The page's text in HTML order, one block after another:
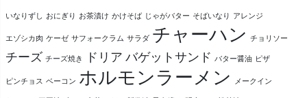
いなりずし おにぎり お茶漬け かけそば じゃがバター そばいなり アレンジ
エゾシカ肉 ケーゼ サフォークラム サラダ チャーハン チョリソー
チーズ チーズ焼き ドリア バゲットサンド バター醤油 ピザ
ピンチョス ベーコン ホルモンラーメン メークイン